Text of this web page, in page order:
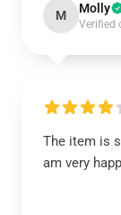
M Molly
Verified
The item is
am very